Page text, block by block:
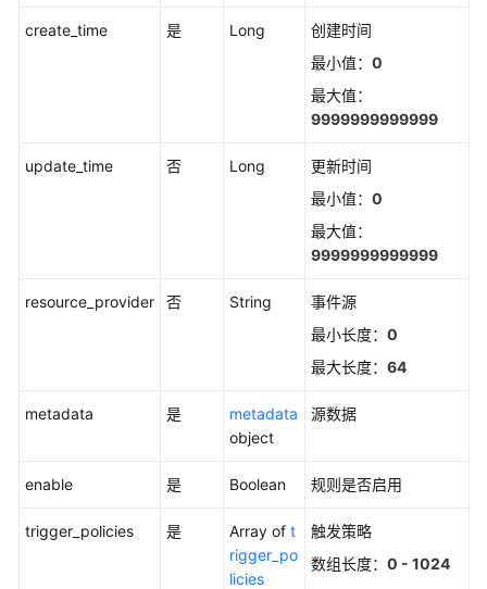
区
（吉
（阿
比
域）
create_time 是 Long
创建时间
最小值： 0
最大值：
9999999999999
update_time 否 Long
更新时间
最小值： 0
最大值：
9999999999999
resource_provider 否 String
事件源
最小长度： 0
最大长度： 64
metadata 是
metadata
object
源数据
enable 是 Boolean 规则是否启用
trigger_policies 是 Array of t
rigger_po
licies
触发策略
数组长度： 0 - 1024